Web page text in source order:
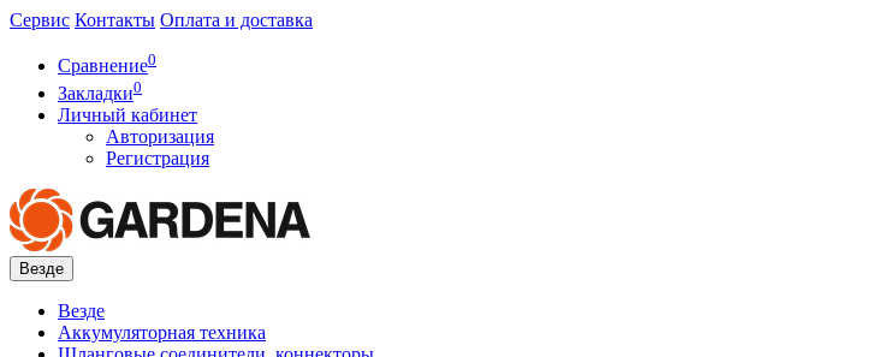
Сервис Контакты Оплата и доставка
Сравнение0
Закладки0
Личный кабинет
Авторизация
Регистрация
Везде
Везде
Аккумуляторная техника